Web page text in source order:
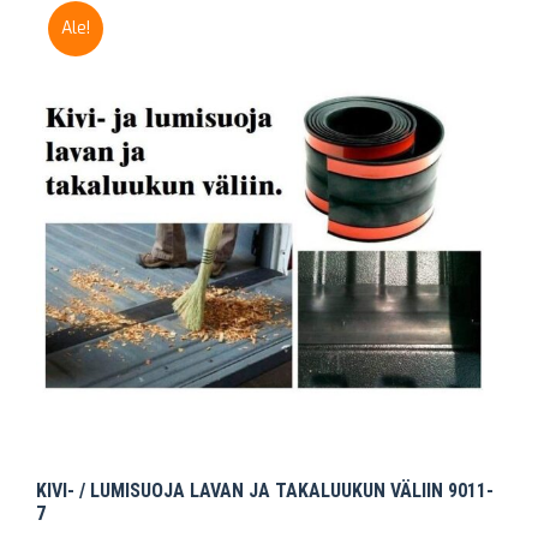
Ale!
KIVI- / LUMISUOJA LAVAN JA TAKALUUKUN VÄLIIN 9011-
7